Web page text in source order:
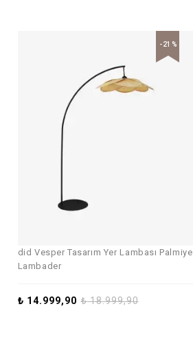
-21%
did Vesper Tasarım Yer Lambası Palmiye
Lambader
₺18.999,90
₺ 14.999,90